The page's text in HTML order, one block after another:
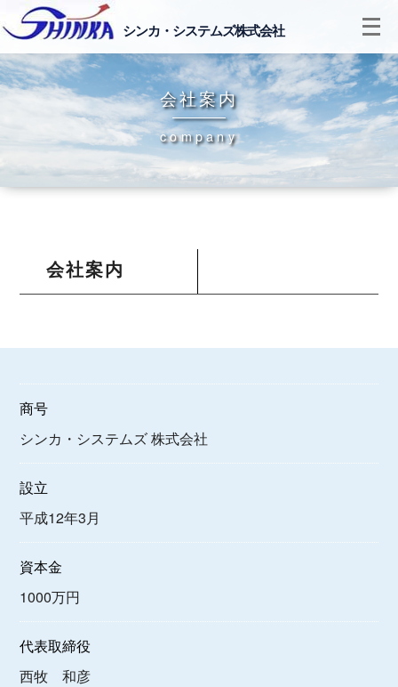
シンカ・システムズ株式会社
メ
ニ
ュ
ー
を
開
く
会社案内
company
会社案内
商号
シンカ・システムズ 株式会社
設立
平成12年3月
資本金
1000万円
代表取締役
西牧 和彦